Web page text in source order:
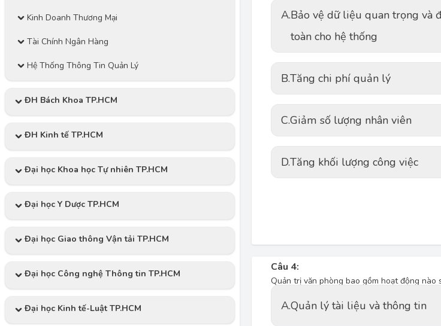
Kinh Doanh Thương Mại
Tài Chính Ngân Hàng
Hệ Thống Thông Tin Quản Lý
ĐH Bách Khoa TP.HCM
ĐH Kinh tế TP.HCM
Đại học Khoa học Tự nhiên TP.HCM
Đại học Y Dược TP.HCM
Đại học Giao thông Vận tải TP.HCM
Đại học Công nghệ Thông tin TP.HCM
Đại học Kinh tế-Luật TP.HCM
A.Bảo vệ dữ liệu quan trọng và
toàn cho hệ thống
B.Tăng chi phí quản lý
C.Giảm số lượng nhân viên
D.Tăng khối lượng công việc
Câu 4:
Quản trị văn phòng bao gồm hoạt động nào
A.Quản lý tài liệu và thông tin